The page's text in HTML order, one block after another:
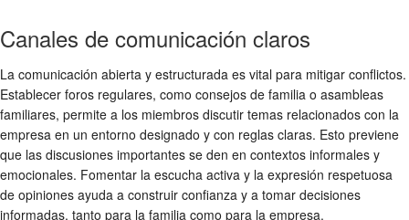
Canales de comunicación claros
La comunicación abierta y estructurada es vital para mitigar conflictos.
Establecer foros regulares, como consejos de familia o asambleas
familiares, permite a los miembros discutir temas relacionados con la
empresa en un entorno designado y con reglas claras. Esto previene
que las discusiones importantes se den en contextos informales y
emocionales. Fomentar la escucha activa y la expresión respetuosa
de opiniones ayuda a construir confianza y a tomar decisiones
informadas, tanto para la familia como para la empresa.